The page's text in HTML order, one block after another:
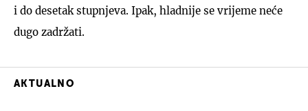
i do desetak stupnjeva. Ipak, hladnije se vrijeme neće
dugo zadržati.
AKTUALNO